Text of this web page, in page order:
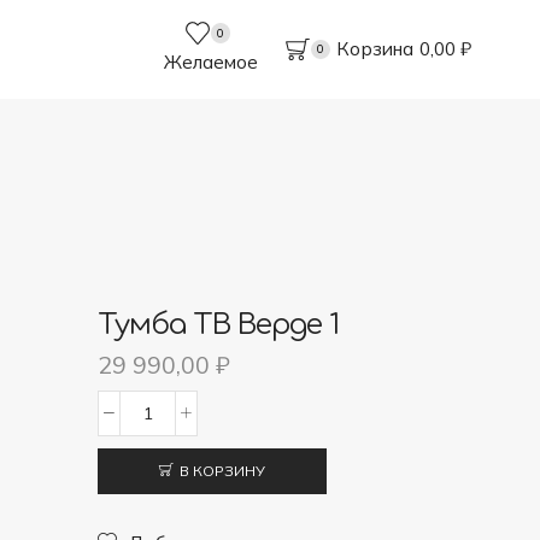
0
Желаемое
0 Корзина 0,00 ₽
Тумба ТВ Верде 1
29 990,00₽
товара
Тумба
ТВ
В КОРЗИНУ